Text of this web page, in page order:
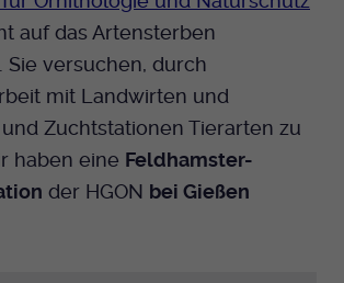
auf das Artensterben
Sie versuchen, durch
mit Landwirten und
Zuchtstationen Tierarten zu
haben eine Feldhamster-
der HGON bei Gießen